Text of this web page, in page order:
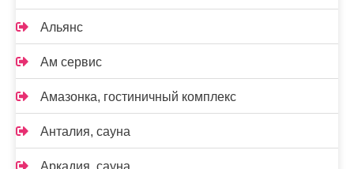
Альянс
Ам сервис
Амазонка, гостиничный комплекс
Анталия, сауна
Аркадия, сауна